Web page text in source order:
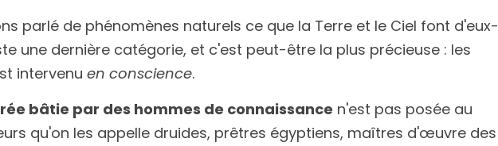
parlé de phénomènes naturels ce que la Terre et le Ciel font d'eux-
une dernière catégorie, et c'est peut-être la plus précieuse : les
intervenu en conscience.
bâtie par des hommes de connaissance n'est pas posée au
qu'on les appelle druides, prêtres égyptiens, maîtres d'œuvre des